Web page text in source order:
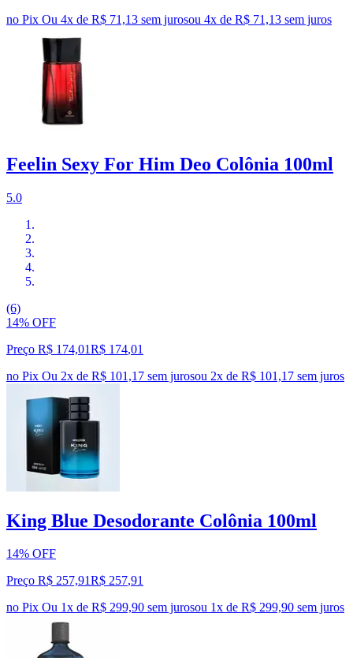
no Pix Ou 4x de R$ 71,13 sem jurosou 4x de R$ 71,13 sem juros
Feelin Sexy For Him Deo Colônia 100ml
5.0
(6)
14% OFF
Preço R$ 174,01R$ 174,01
no Pix Ou 2x de R$ 101,17 sem jurosou 2x de R$ 101,17 sem juros
King Blue Desodorante Colônia 100ml
14% OFF
Preço R$ 257,91R$ 257,91
no Pix Ou 1x de R$ 299,90 sem jurosou 1x de R$ 299,90 sem juros